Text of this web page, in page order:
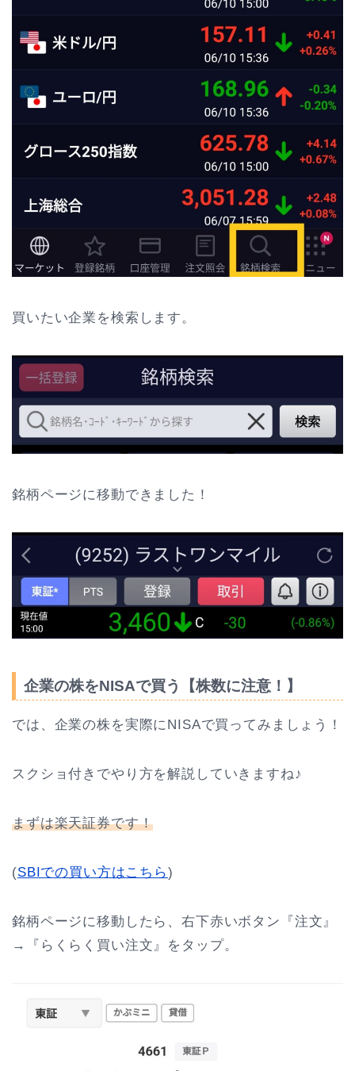
買いたい企業を検索します。
銘柄ページに移動できました！
企業の株をNISAで買う【株数に注意！】
では、企業の株を実際にNISAで買ってみましょう！
スクショ付きでやり方を解説していきますね♪
まずは楽天証券です！
(SBIでの買い方はこちら)
銘柄ページに移動したら、右下赤いボタン『注文』
→『らくらく買い注文』をタップ。